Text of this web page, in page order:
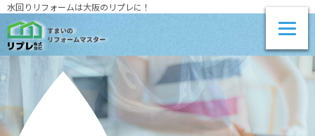
水回りリフォームは大阪のリプレに！